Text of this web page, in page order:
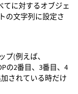
てに対するオブジェ
の文字列に設定さ
プ(例えば、
の2番目、3番目、4
されている時だけ